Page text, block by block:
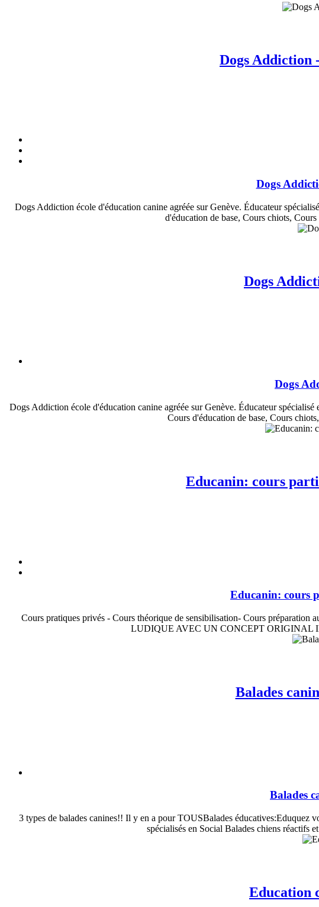
Dogs Addiction
Dogs
Dogs Addiction école d'éducation canine agréée sur Genève. Éducateur
d'éducation de base, Cours chiots,
Dogs
Dogs
Dogs Addiction école d'éducation canine agréée sur Genève. Éducateur
Cours d'éducation de base, Cours
Educanin: cours
Educanin: cours
Cours pratiques privés - Cours théorique de sensibilisation- Cours
LUDIQUE AVEC UN CONCEPT ORIGINAL
Balades
Balades
3 types de balades canines!! Il y en a pour TOUSBalades éducatives:Eduquez
spécialisés en Social Balades chiens réactifs
Education